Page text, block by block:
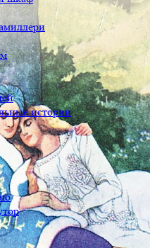
истории